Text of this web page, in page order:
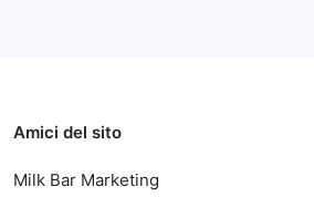
Amici del sito
Milk Bar Marketing